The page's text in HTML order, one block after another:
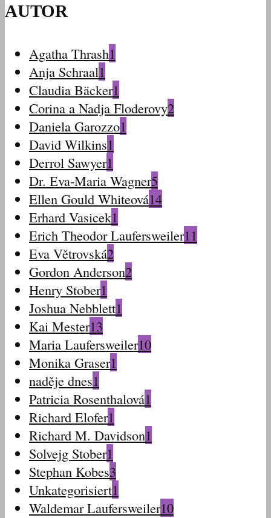
AUTOR
Agatha Thrash1
Anja Schraal1
Claudia Bäcker1
Corina a Nadja Floderovy2
Daniela Garozzo1
David Wilkins1
Derrol Sawyer1
Dr. Eva-Maria Wagner5
Ellen Gould Whiteová14
Erhard Vasicek1
Erich Theodor Laufersweiler11
Eva Větrovská2
Gordon Anderson2
Henry Stober1
Joshua Nebblett1
Kai Mester13
Maria Laufersweiler10
Monika Graser1
naděje dnes1
Patricia Rosenthalová1
Richard Elofer1
Richard M. Davidson1
Solvejg Stober1
Stephan Kobes3
Unkategorisiert1
Waldemar Laufersweiler10